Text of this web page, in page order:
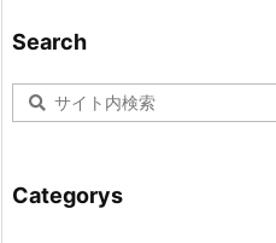
Search
Categorys